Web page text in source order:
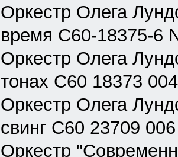
Оркестр Олега
время С60-18375-6
Оркестр Олега
тонах С60 18373
Оркестр Олега
свинг С60 23709
Оркестр